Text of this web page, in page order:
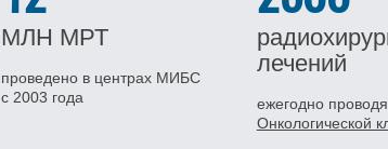
МЛН МРТ
проведено в центрах МИБС
с 2003 года
лечений
ежегодно
Онкологической